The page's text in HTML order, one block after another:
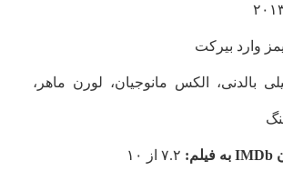
وارد بیرکت
بالدنی، الکس مانوجیان، لورن ماهر،
IMDbبه فیلم: